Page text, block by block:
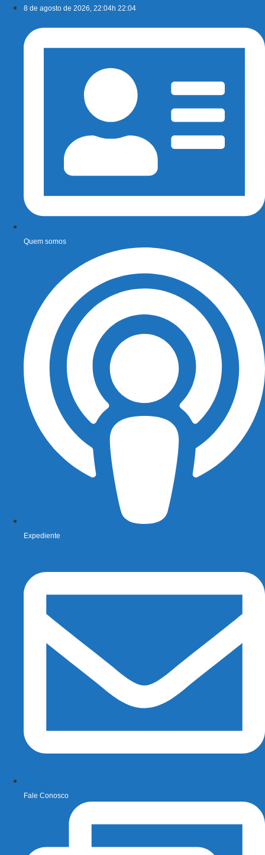
conteúdo
8 de agosto de 2026, 22:04h 22:04
Quem somos
Expediente
Fale Conosco